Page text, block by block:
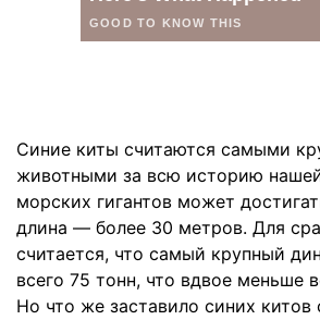
Синие киты считаются самыми
животными за всю историю
морских гигантов может
длина — более 30 метров. Для
считается, что самый крупный
всего 75 тонн, что вдвое меньше
Но что же заставило синих китов